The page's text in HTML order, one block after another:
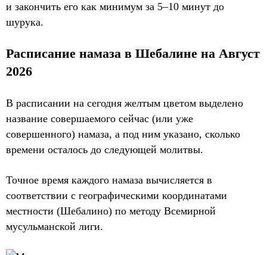
и закончить его как минимум за 5–10 минут до
шурука.
Расписание намаза в Шебалине на Август
2026
В расписании на сегодня желтым цветом выделено
название совершаемого сейчас (или уже
совершенного) намаза, а под ним указано, сколько
времени осталось до следующей молитвы.
Точное время каждого намаза вычисляется в
соответствии с географическими координатами
местности (Шебалино) по методу Всемирной
мусульманской лиги.